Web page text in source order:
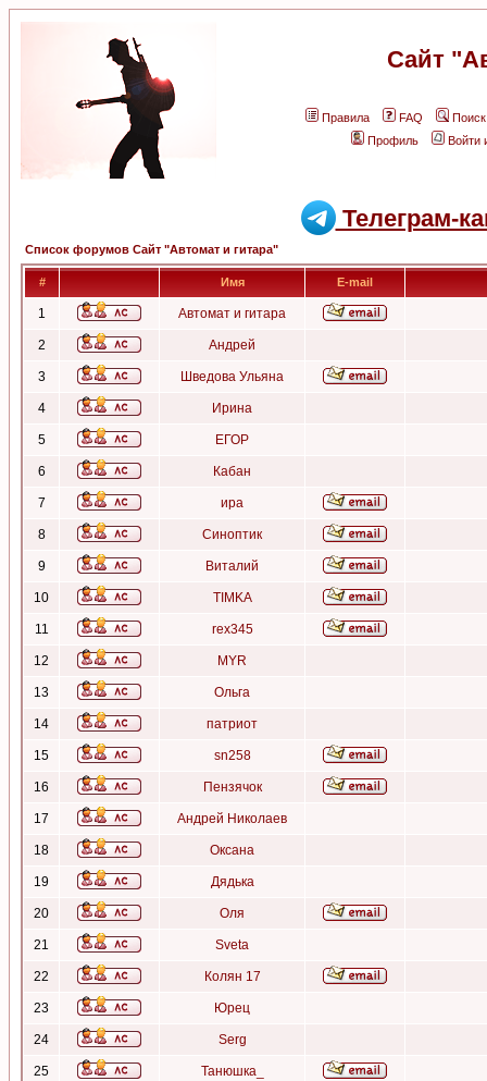
Сайт
Правила FAQ
Поиск
Профиль
Войти
Телеграм-
Список форумов Сайт "Автомат и гитара"
# Имя E-mail
1 Автомат и гитара
2 Андрей
3 Шведова Ульяна
4 Ирина
5 ЕГОР
6 Кабан
7 ира
8 Синоптик
9 Виталий
10 TIMKA
11 rex345
12 MYR
13 Ольга
14 патриот
15 sn258
16 Пензячок
17 Андрей Николаев
18 Оксана
19 Дядька
20 Оля
21 Sveta
22 Колян 17
23 Юрец
24 Serg
25 Танюшка_